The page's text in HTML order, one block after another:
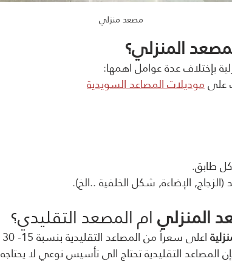
مصعد منزلي
المنزلي؟
بإختلاف عدة عوامل اهمها:
على موديلات المصاعد السويدية
طابق.
الإضاءة, شكل الخلفية ..الخ).
المنزلي ام المصعد التقليدي؟
التقليدية تحتاج الى تأسيس نوعي لا يحتاجه